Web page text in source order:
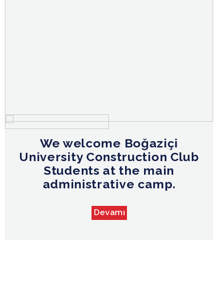
We welcome Boğaziçi
University Construction Club
Students at the main
administrative camp.
Devamı